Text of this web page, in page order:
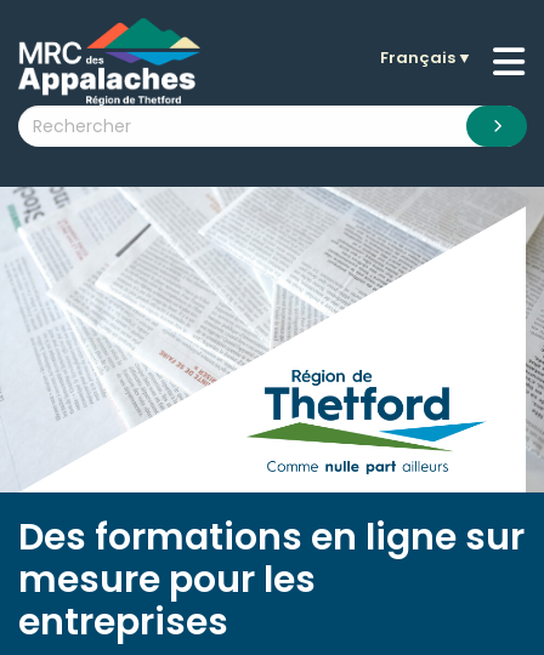
submenu (La MRC )
submenu (Citoyens )
submenu (Visiteurs )
submenu (Nouvelles )
submenu (Documentation )
Français▼
Des formations en ligne sur
mesure pour les
entreprises